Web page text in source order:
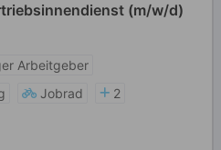
(m/w/d)
Arbeitgeber
Jobrad
2